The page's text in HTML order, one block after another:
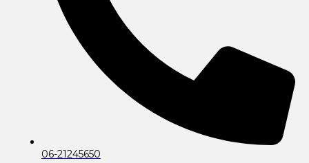
06-21245650